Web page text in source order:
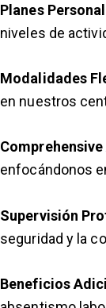
Planes
niveles de
Modalidades
en nuestros
enfocándonos
Supervisión
seguridad y la
Beneficios